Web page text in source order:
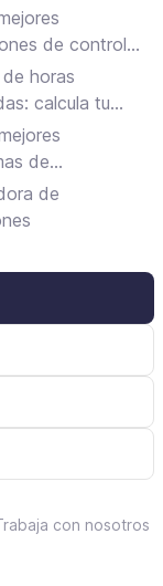
y cómo
de control
fichar en el
horas
calcula tu
de
gratuitos y
de
con nosotros